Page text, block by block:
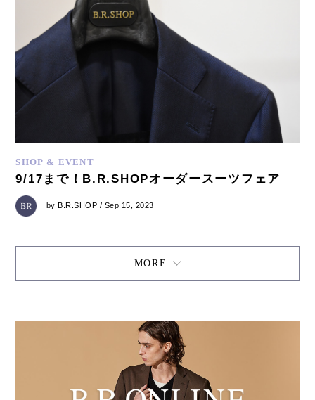
SHOP & EVENT
9/17まで！B.R.SHOPオーダースーツフェア
byB.R.SHOP / Sep 15, 2023
MORE